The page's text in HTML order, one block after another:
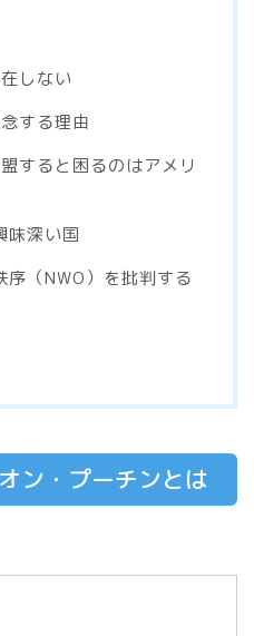
しない
する理由
すると困るのはアメリ
味深い国
（NWO）を批判する
ン・プーチンとは